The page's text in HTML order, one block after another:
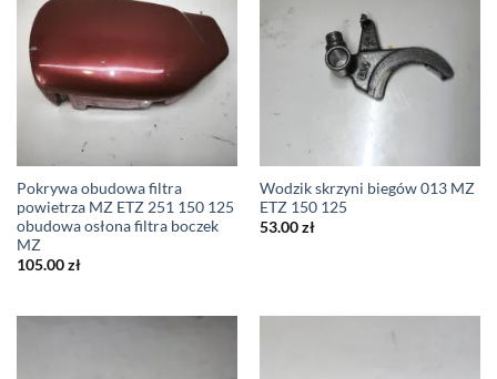
Pokrywa obudowa filtra
powietrza MZ ETZ 251 150 125
obudowa osłona filtra boczek
MZ
105.00zł
Wodzik skrzyni biegów 013 MZ
ETZ 150 125
53.00zł